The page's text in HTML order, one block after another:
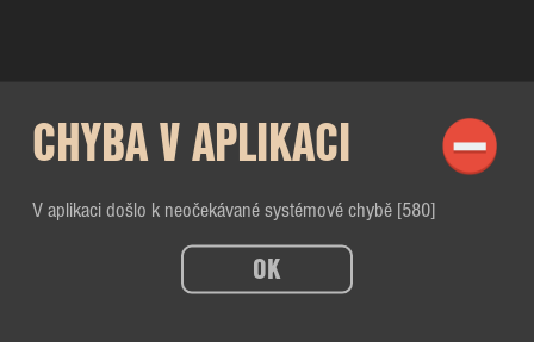
CHYBA V APLIKACI
V aplikaci došlo k neočekávané systémové chybě [580]
OK